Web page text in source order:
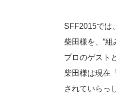
SFF2015では、
柴田様を、”
プロのゲスト
柴田様は現在
されていらっ